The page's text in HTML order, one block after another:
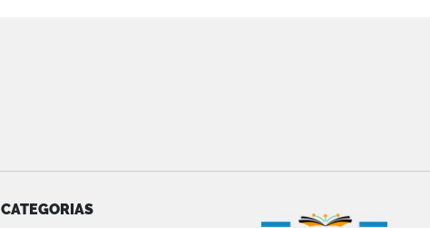
CATEGORIAS